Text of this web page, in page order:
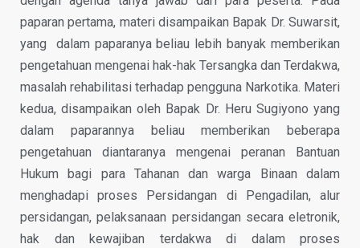
paparan pertama, materi disampaikan Bapak Dr. Suwarsit,
yang dalam paparanya beliau lebih banyak memberikan
pengetahuan mengenai hak-hak Tersangka dan Terdakwa,
masalah rehabilitasi terhadap pengguna Narkotika. Materi
kedua, disampaikan oleh Bapak Dr. Heru Sugiyono yang
dalam paparannya beliau memberikan beberapa
pengetahuan diantaranya mengenai peranan Bantuan
Hukum bagi para Tahanan dan warga Binaan dalam
menghadapi proses Persidangan di Pengadilan, alur
persidangan, pelaksanaan persidangan secara eletronik,
hak dan kewajiban terdakwa di dalam proses